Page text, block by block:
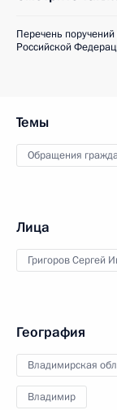
Перечень
Российской
Темы
Обращения
Лица
Григоров Сергей
География
Владимирская
Владимир